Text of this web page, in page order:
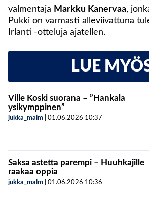
valmentaja Markku Kanervaa,
Pukki on varmasti alleviivattuna
Irlanti -otteluja ajatellen.
LUE
Ville Koski suorana – ”Hankala
ysikymppinen”
jukka_malm 01.06.2026 10:37
Saksa astetta parempi – Huuhkajille
raakaa oppia
jukka_malm 01.06.2026 10:36